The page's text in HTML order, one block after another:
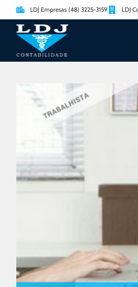
LDJ Empresas (48) 3225-3159 LDJ